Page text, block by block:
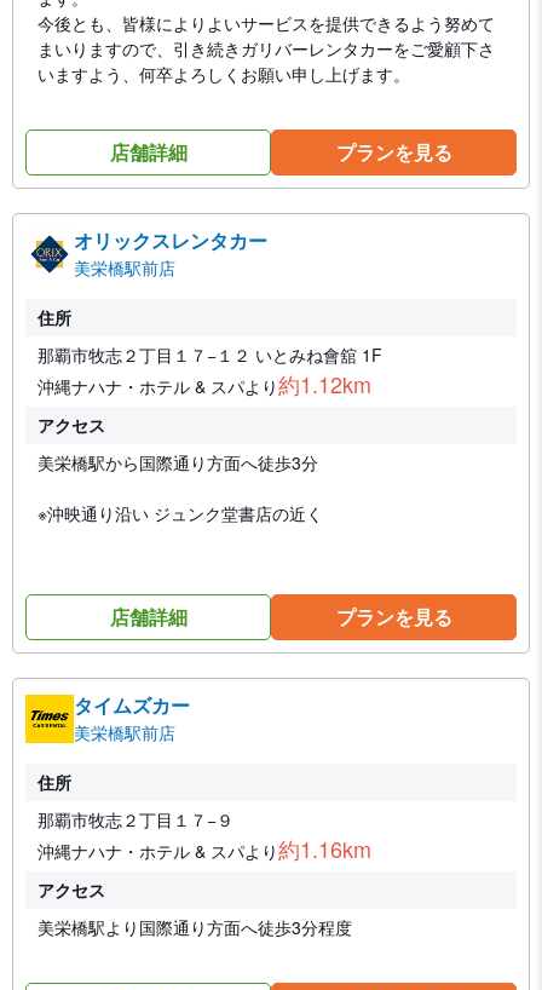
今後とも、皆様によりよいサービスを提供できるよう努めて
まいりますので、引き続きガリバーレンタカーをご愛顧下さ
いますよう、何卒よろしくお願い申し上げます。
店舗詳細 プランを見る
オリックスレンタカー
美栄橋駅前店
住所
那覇市牧志２丁目１７−１２ いとみね會舘 1F
沖縄ナハナ・ホテル & スパより約1.12km
アクセス
美栄橋駅から国際通り方面へ徒歩3分
※沖映通り沿い ジュンク堂書店の近く
店舗詳細 プランを見る
タイムズカー
美栄橋駅前店
住所
那覇市牧志２丁目１７−９
沖縄ナハナ・ホテル & スパより約1.16km
アクセス
美栄橋駅より国際通り方面へ徒歩3分程度